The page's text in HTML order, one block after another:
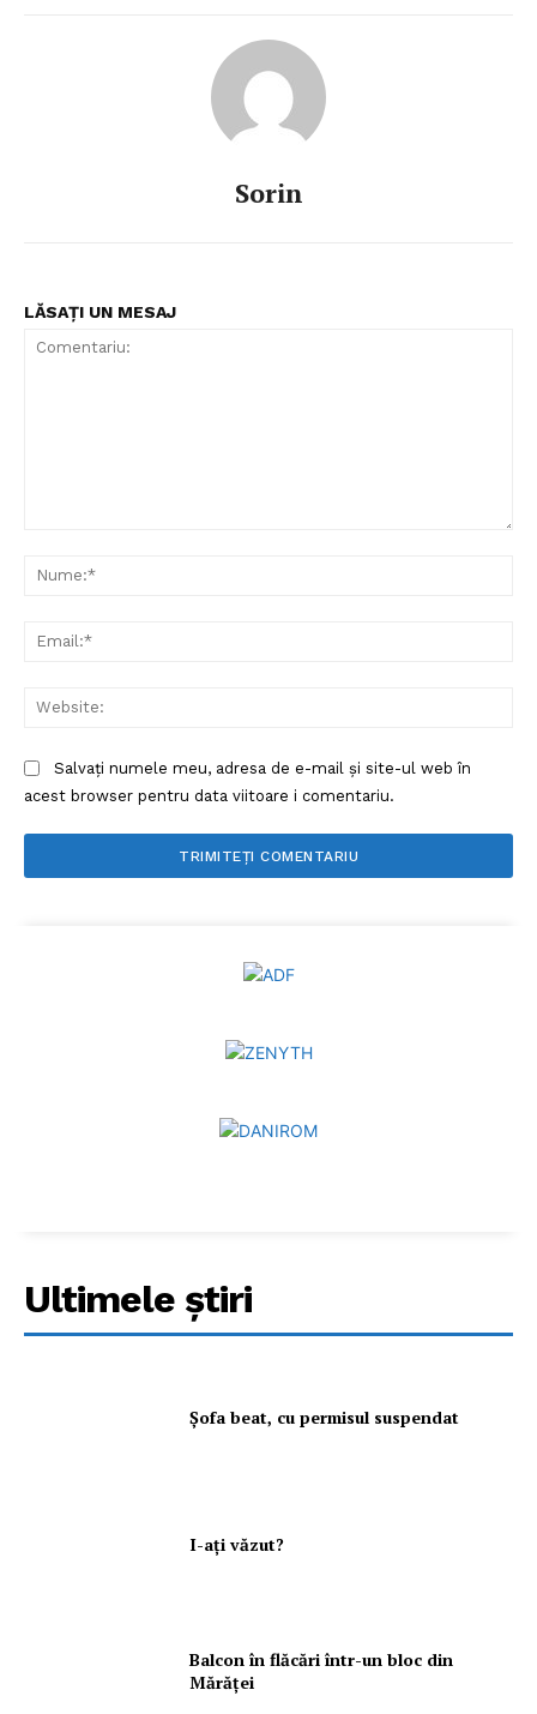
Sorin
LĂSAȚI UN MESAJ
Salvați numele meu, adresa de e-mail și site-ul web în
acest browser pentru data viitoare i comentariu.
Ultimele ştiri
Şofa beat, cu permisul suspendat
I-aţi văzut?
Balcon în flăcări într-un bloc din
Mărăţei